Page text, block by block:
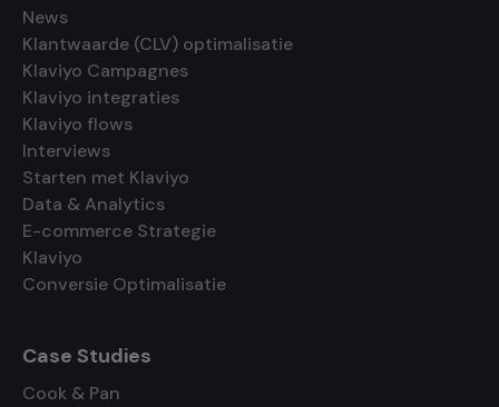
News
Klantwaarde (CLV) optimalisatie
Klaviyo Campagnes
Klaviyo integraties
Klaviyo flows
Interviews
Starten met Klaviyo
Data & Analytics
E-commerce Strategie
Klaviyo
Conversie Optimalisatie
Case Studies
Cook & Pan